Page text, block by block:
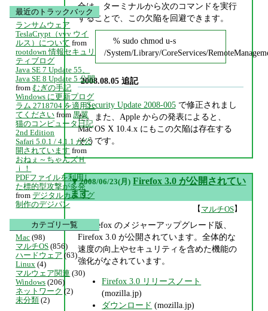
合は、ターミナルから次のコマンドを実行
することで、この欠陥を回避できます。
% sudo chmod u-s
/System/Library/CoreServices/
2008.08.05 追記
Security Update 2008-005で修正されまし
た。また、Apple からの発表によると、
Mac OS X 10.4.x にもこの欠陥は存在する
そうです。
▼2008/06/23(月) Firefox 3.0 が公開されてい
ます
【マルチOS】
Firefox のメジャーアップグレード版、
Firefox 3.0 が公開されています。全体的な
速度の向上やセキュリティを含めた機能の
強化がなされています。
Firefox 3.0 リリースノート
(mozilla.jp)
ダウンロード (mozilla.jp)
最近のトラックバック
ランサムウェア
TeslaCrypt（vvv ウイ
ルス）について from
rootdown 情報セキュリ
ティブログ
Java SE 7 Update 55、
Java SE 8 Update 5 公開
from むぎの手記
Windows に更新プログ
ラム 2718704 を適用し
てください from 黒翼
猫のコンピュータ日記
2nd Edition
Safari 5.0.1 / 4.1.1 が公
開されています from
おねぇ～ちゃんズＨ
ｉ！
PDFファイルを利用し
た標的型攻撃が多発
from デジタルカタログ
制作のデジパン
カテゴリ一覧
Mac (98)
マルチOS (856)
ハードウェア (63)
Linux (4)
マルウェア関連 (30)
Windows (206)
ネットワーク (2)
未分類 (2)